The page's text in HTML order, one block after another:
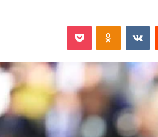
‏VKontakte